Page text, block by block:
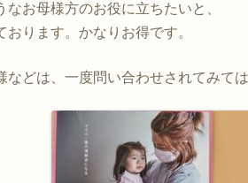
お母様方のお役に立ちたいと、
ります。かなりお得です。
などは、一度問い合わせされてみて